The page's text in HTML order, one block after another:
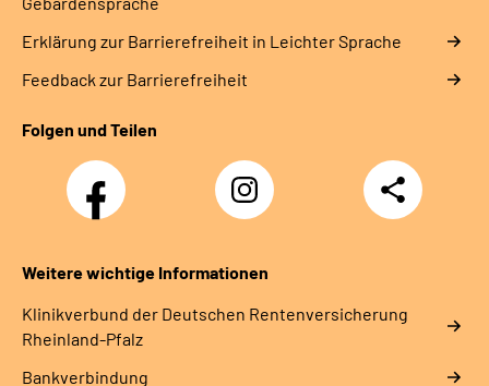
Erklärung zur Barrierefreiheit in Leichter Sprache
Feedback zur Barrierefreiheit
Folgen und Teilen
Facebook
Instagram
DRV
Nachwuchskräfte
Teilen
Weitere wichtige Informationen
Klinikverbund der Deutschen Rentenversicherung
Rheinland-Pfalz
Bankverbindung